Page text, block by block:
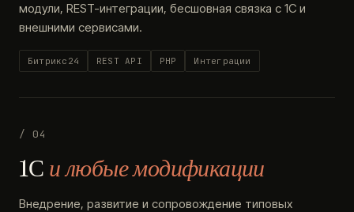
модули, REST-интеграции, бесшовная связка с 1С и
внешними сервисами.
Битрикс24 REST API PHP Интеграции
/ 04
1С и любые модификации
Внедрение, развитие и сопровождение типовых